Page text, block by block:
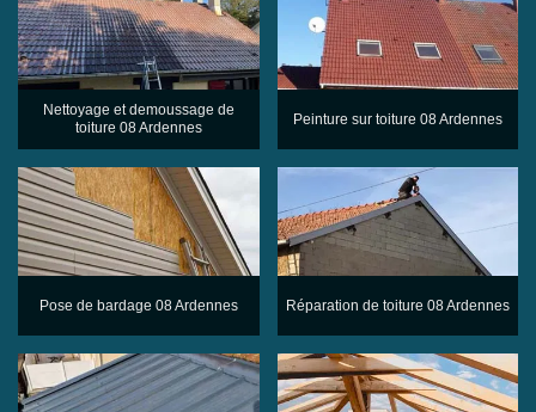
Nettoyage et demoussage de
toiture 08 Ardennes
Peinture sur toiture 08 Ardennes
Pose de bardage 08 Ardennes Réparation de toiture 08 Ardennes